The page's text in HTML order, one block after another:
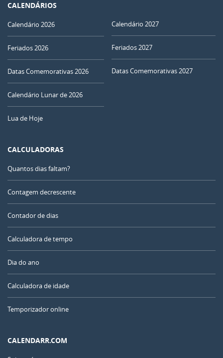
CALENDÁRIOS
Calendário 2026
Feriados 2026
Datas Comemorativas 2026
Calendário Lunar de 2026
Lua de Hoje
Calendário 2027
Feriados 2027
Datas Comemorativas 2027
CALCULADORAS
Quantos dias faltam?
Contagem decrescente
Contador de dias
Calculadora de tempo
Dia do ano
Calculadora de idade
Temporizador online
CALENDARR.COM